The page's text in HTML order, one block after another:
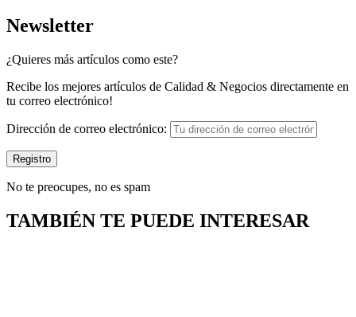
Newsletter
¿Quieres más artículos como este?
Recibe los mejores artículos de Calidad & Negocios directamente en
tu correo electrónico!
Dirección de correo electrónico:
No te preocupes, no es spam
TAMBIÉN TE PUEDE INTERESAR